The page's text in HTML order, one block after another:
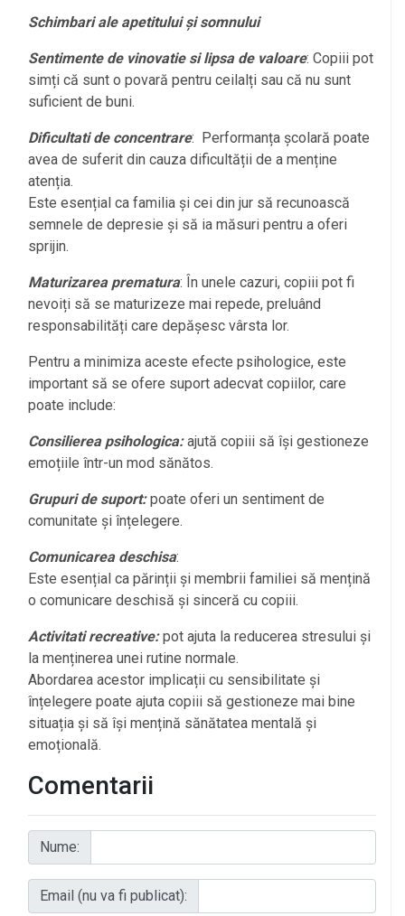
Schimbari ale apetitului și somnului
Sentimente de vinovatie si lipsa de valoare: Copiii pot
simți că sunt o povară pentru ceilalți sau că nu sunt
suficient de buni.
Dificultati de concentrare: Performanța școlară poate
avea de suferit din cauza dificultății de a menține
atenția.
Este esențial ca familia și cei din jur să recunoască
semnele de depresie și să ia măsuri pentru a oferi
sprijin.
Maturizarea prematura: În unele cazuri, copiii pot fi
nevoiți să se maturizeze mai repede, preluând
responsabilități care depășesc vârsta lor.
Pentru a minimiza aceste efecte psihologice, este
important să se ofere suport adecvat copiilor, care
poate include:
Consilierea psihologica: ajută copiii să își gestioneze
emoțiile într-un mod sănătos.
Grupuri de suport:poate oferi un sentiment de
comunitate și înțelegere.
Comunicarea deschisa:
Este esențial ca părinții și membrii familiei să mențină
o comunicare deschisă și sinceră cu copiii.
Activitati recreative:pot ajuta la reducerea stresului și
la menținerea unei rutine normale.
Abordarea acestor implicații cu sensibilitate și
înțelegere poate ajuta copiii să gestioneze mai bine
situația și să își mențină sănătatea mentală și
emoțională.
Comentarii
Nume:
Email (nu va fi publicat):